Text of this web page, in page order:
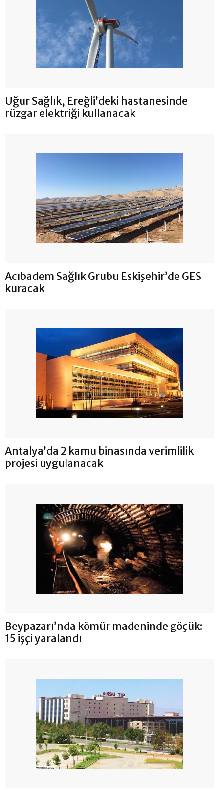
Uğur Sağlık, Ereğli’deki hastanesinde
rüzgar elektriği kullanacak
Acıbadem Sağlık Grubu Eskişehir’de GES
kuracak
Antalya’da 2 kamu binasında verimlilik
projesi uygulanacak
Beypazarı’nda kömür madeninde göçük:
15 işçi yaralandı